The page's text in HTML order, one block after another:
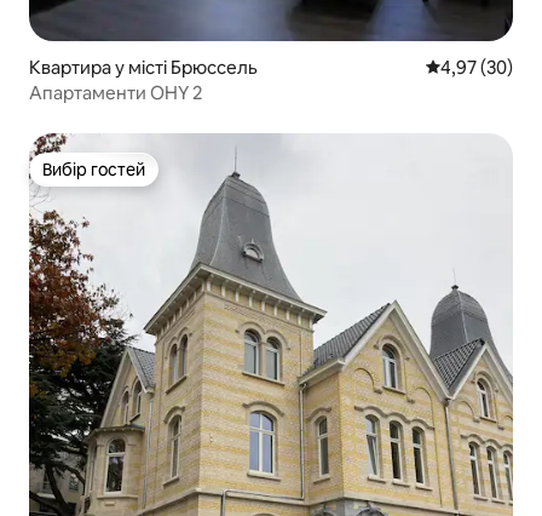
Квартира у місті Брюссель Середня
4,97 (30)
Апартаменти OHY 2
Вибір гостей
Вибір гостей